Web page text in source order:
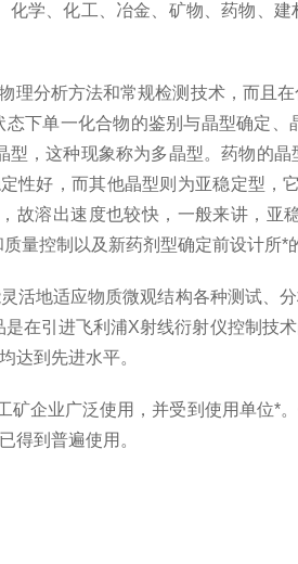
学、化工、冶金、矿物、药物、建
分析方法和常规检测技术，而且
下单一化合物的鉴别与晶型确定
，这种现象称为多晶型。药物的
性好，而其他晶型则为亚稳定型，
溶出速度也较快，一般来讲，亚
量控制以及新药剂型确定前设计所*
地适应物质微观结构各种测试、
在引进飞利浦X射线衍射仪控制技
达到先进水平。
企业广泛使用，并受到使用单位*
得到普遍使用。